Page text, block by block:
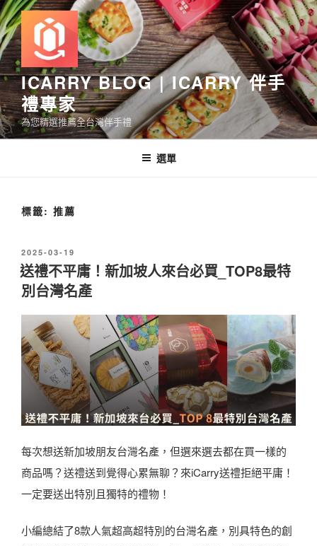
跳
至
主
要
內
容
ICARRY BLOG | ICARRY 伴手
禮專家
為您精選推薦全台灣伴手禮
選單
標籤: 推薦
發
佈
於
2025-03-19
送禮不平庸！新加坡人來台必買_TOP8最特
別台灣名產
每次想送新加坡朋友台灣名產，但選來選去都在買一樣的
商品嗎？送禮送到覺得心累無聊？來iCarry送禮拒絕平庸！
一定要送出特別且獨特的禮物！
小編總結了8款人氣超高超特別的台灣名產，別具特色的創